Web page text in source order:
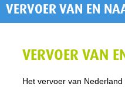
VERVOER VAN EN
VERVOER VAN
Het vervoer van